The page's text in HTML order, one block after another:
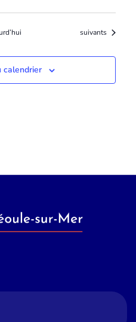
Évènements
suivants
calendrier